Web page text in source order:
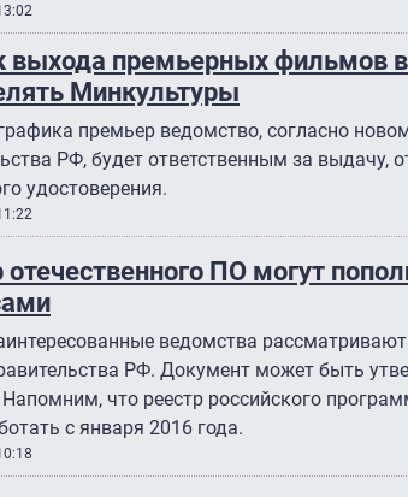
выхода премьерных фильмов
Минкультуры
премьер ведомство, согласно
РФ, будет ответственным за выдачу,
удостоверения.
отечественного ПО могут
ведомства
РФ. Документ может быть
что реестр российского
с января 2016 года.